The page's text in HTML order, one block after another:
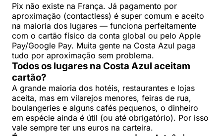
Pix não existe na França. Já pagamento por
aproximação (contactless) é super comum e aceito
na maioria dos lugares — funciona perfeitamente
com o cartão físico da conta global ou pelo Apple
Pay/Google Pay. Muita gente na Costa Azul paga
tudo por aproximação sem problema.
Todos os lugares na Costa Azul aceitam
cartão?
A grande maioria dos hotéis, restaurantes e lojas
aceita, mas em vilarejos menores, feiras de rua,
boulangeries e alguns cafés pequenos, o dinheiro
em espécie ainda é útil (ou até obrigatório). Por isso
vale sempre ter uns euros na carteira.